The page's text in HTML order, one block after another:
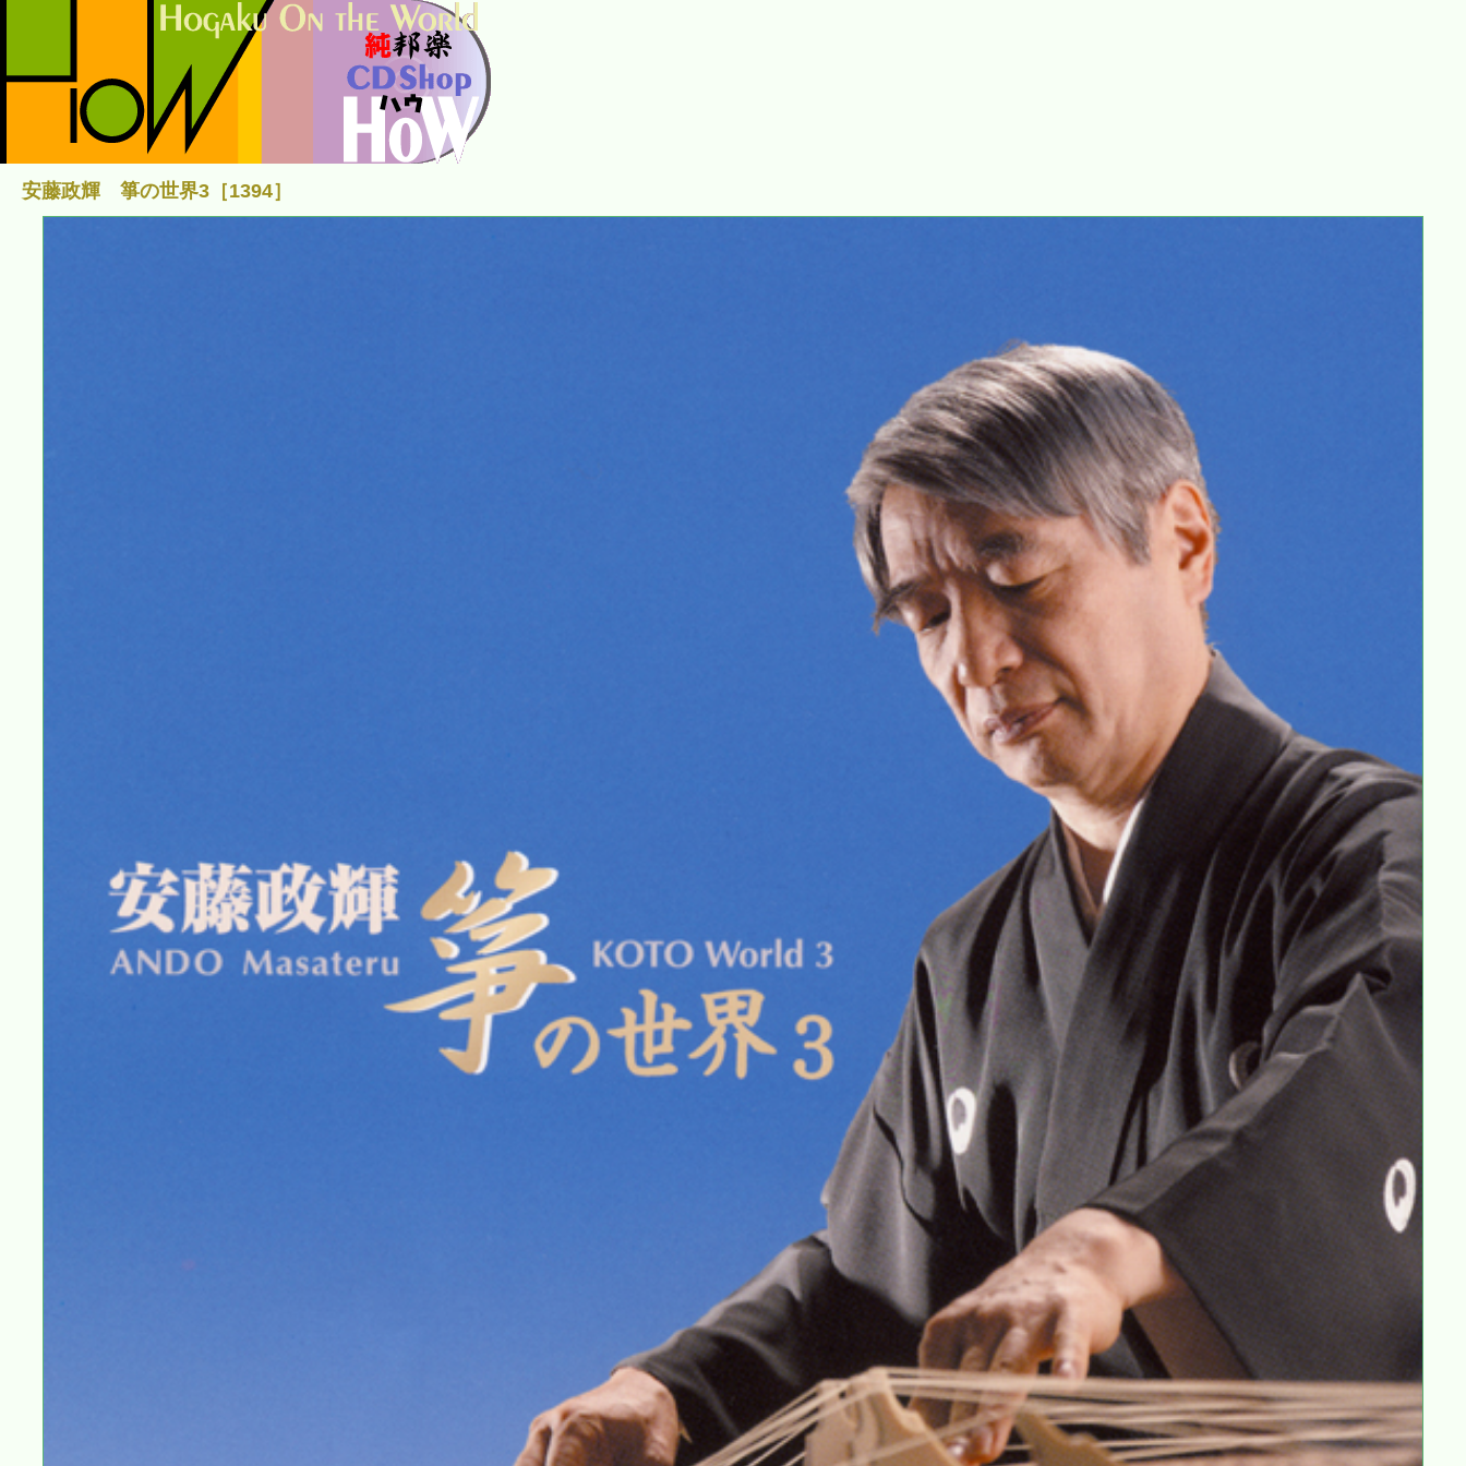
安藤政輝 箏の世界3［1394］